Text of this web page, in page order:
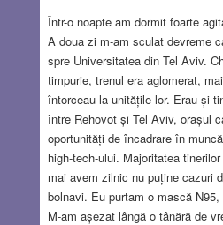
Într-o noapte am dormit foarte
A doua zi m-am sculat devreme
spre Universitatea din Tel Aviv.
timpurie, trenul era aglomerat,
întorceau la unitățile lor. Erau și
între Rehovot și Tel Aviv, orașul
oportunități de încadrare în
high-tech-ului. Majoritatea
mai avem zilnic nu puține cazuri
bolnavi. Eu purtam o mască
M-am așezat lângă o tânără de